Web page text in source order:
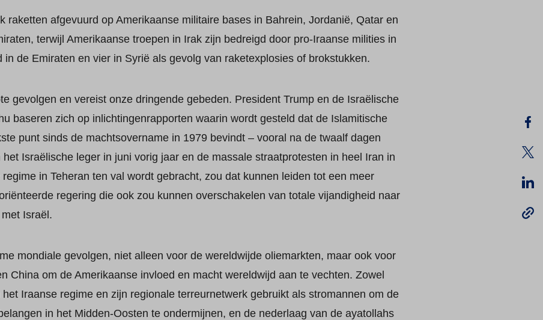
raketten afgevuurd op Amerikaanse militaire bases in Bahrein, Jordanië, Qatar en
terwijl Amerikaanse troepen in Irak zijn bedreigd door pro-Iraanse milities in
in de Emiraten en vier in Syrië als gevolg van raketexplosies of brokstukken.
gevolgen en vereist onze dringende gebeden. President Trump en de Israëlische
baseren zich op inlichtingenrapporten waarin wordt gesteld dat de Islamitische
punt sinds de machtsovername in 1979 bevindt – vooral na de twaalf dagen
Israëlische leger in juni vorig jaar en de massale straatprotesten in heel Iran in
in Teheran ten val wordt gebracht, zou dat kunnen leiden tot een meer
regering die ook zou kunnen overschakelen van totale vijandigheid naar
Israël.
mondiale gevolgen, niet alleen voor de wereldwijde oliemarkten, maar ook voor
China om de Amerikaanse invloed en macht wereldwijd aan te vechten. Zowel
Iraanse regime en zijn regionale terreurnetwerk gebruikt als stromannen om de
in het Midden-Oosten te ondermijnen, en de nederlaag van de ayatollahs